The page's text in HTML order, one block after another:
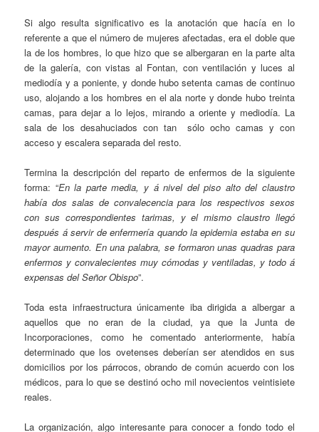
Si algo resulta significativo es la anotación que hacía en lo
referente a que el número de mujeres afectadas, era el doble que
la de los hombres, lo que hizo que se albergaran en la parte alta
de la galería, con vistas al Fontan, con ventilación y luces al
mediodía y a poniente, y donde hubo setenta camas de continuo
uso, alojando a los hombres en el ala norte y donde hubo treinta
camas, para dejar a lo lejos, mirando a oriente y mediodía. La
sala de los desahuciados con tan sólo ocho camas y con
acceso y escalera separada del resto.
Termina la descripción del reparto de enfermos de la siguiente
forma: “En la parte media, y á nivel del piso alto del claustro
había dos salas de convalecencia para los respectivos sexos
con sus correspondientes tarimas, y el mismo claustro llegó
después á servir de enfermería quando la epidemia estaba en su
mayor aumento. En una palabra, se formaron unas quadras para
enfermos y convalecientes muy cómodas y ventiladas, y todo á
expensas del Señor Obispo”.
Toda esta infraestructura únicamente iba dirigida a albergar a
aquellos que no eran de la ciudad, ya que la Junta de
Incorporaciones, como he comentado anteriormente, había
determinado que los ovetenses deberían ser atendidos en sus
domicilios por los párrocos, obrando de común acuerdo con los
médicos, para lo que se destinó ocho mil novecientos veintisiete
reales.
La organización, algo interesante para conocer a fondo todo el